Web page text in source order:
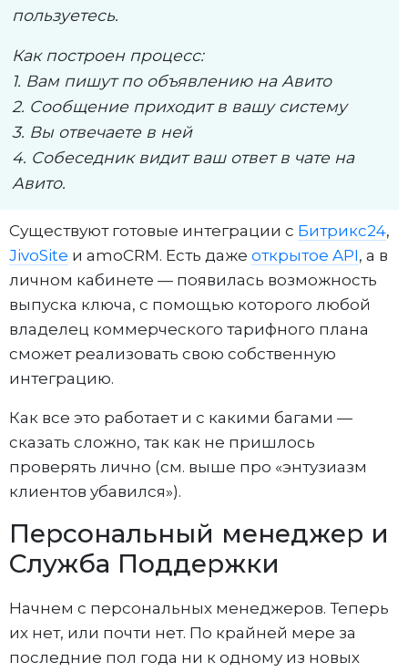
пользуетесь.
Как построен процесс:
1. Вам пишут по объявлению на Авито
2. Сообщение приходит в вашу систему
3. Вы отвечаете в ней
4. Собеседник видит ваш ответ в чате на
Авито.
Существуют готовые интеграции с Битрикс24,
JivoSite и amoCRM. Есть даже открытое API, а в
личном кабинете — появилась возможность
выпуска ключа, с помощью которого любой
владелец коммерческого тарифного плана
сможет реализовать свою собственную
интеграцию.
Как все это работает и с какими багами —
сказать сложно, так как не пришлось
проверять лично (см. выше про «энтузиазм
клиентов убавился»).
Персональный менеджер и
Служба Поддержки
Начнем с персональных менеджеров. Теперь
их нет, или почти нет. По крайней мере за
последние пол года ни к одному из новых